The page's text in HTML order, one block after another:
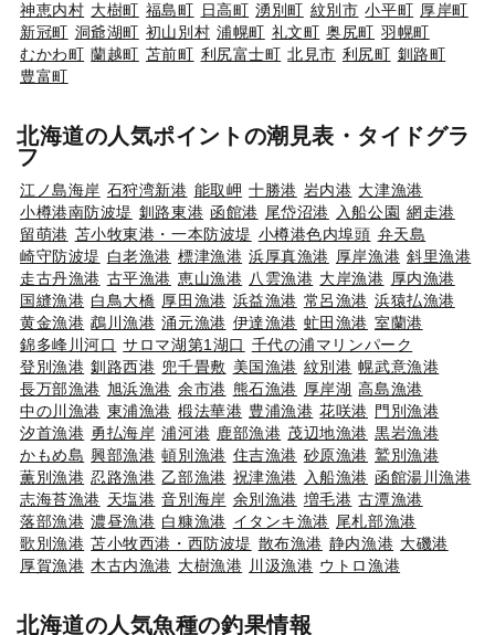
神恵内村 大樹町 福島町 日高町 湧別町 紋別市 小平町 厚岸町
新冠町 洞爺湖町 初山別村 浦幌町 礼文町 奥尻町 羽幌町
むかわ町 蘭越町 苫前町 利尻富士町 北見市 利尻町 釧路町
豊富町
北海道の人気ポイントの潮見表・タイドグラ
フ
江ノ島海岸 石狩湾新港 能取岬 十勝港 岩内港 大津漁港
小樽港南防波堤 釧路東港 函館港 尾岱沼港 入船公園 網走港
留萌港 苫小牧東港・一本防波堤 小樽港色内埠頭 弁天島
崎守防波堤 白老漁港 標津漁港 浜厚真漁港 厚岸漁港 斜里漁港
走古丹漁港 古平漁港 恵山漁港 八雲漁港 大岸漁港 厚内漁港
国縫漁港 白鳥大橋 厚田漁港 浜益漁港 常呂漁港 浜猿払漁港
黄金漁港 鵡川漁港 涌元漁港 伊達漁港 虻田漁港 室蘭港
錦多峰川河口 サロマ湖第1湖口 千代の浦マリンパーク
登別漁港 釧路西港 兜千畳敷 美国漁港 紋別港 幌武意漁港
長万部漁港 旭浜漁港 余市港 熊石漁港 厚岸湖 高島漁港
中の川漁港 東浦漁港 椴法華港 豊浦漁港 花咲港 門別漁港
汐首漁港 勇払海岸 浦河港 鹿部漁港 茂辺地漁港 黒岩漁港
かもめ島 興部漁港 頓別漁港 住吉漁港 砂原漁港 鷲別漁港
薫別漁港 忍路漁港 乙部漁港 祝津漁港 入船漁港 函館湯川漁港
志海苔漁港 天塩港 音別海岸 余別漁港 増毛港 古潭漁港
落部漁港 濃昼漁港 白糠漁港 イタンキ漁港 尾札部漁港
歌別漁港 苫小牧西港・西防波堤 散布漁港 静内漁港 大磯港
厚賀漁港 木古内漁港 大樹漁港 川汲漁港 ウトロ漁港
北海道の人気魚種の釣果情報